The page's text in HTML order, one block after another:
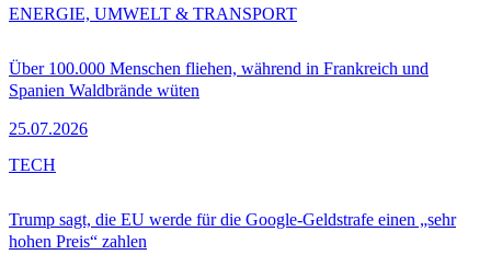
Über 100.000 Menschen fliehen, während in Frankreich und
Spanien Waldbrände wüten
25.07.2026
ENERGIE, UMWELT & TRANSPORT
Trump sagt, die EU werde für die Google-Geldstrafe einen „sehr
hohen Preis“ zahlen
TECH